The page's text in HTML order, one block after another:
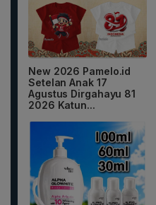
New 2026 Pamelo.id
Setelan Anak 17
Agustus Dirgahayu 81
2026 Katun...